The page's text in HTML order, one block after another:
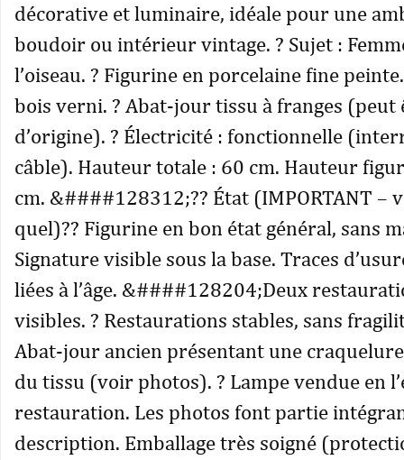
décorative et luminaire, idéale pour une
boudoir ou intérieur vintage. ? Sujet :
l’oiseau. ? Figurine en porcelaine fine
bois verni. ? Abat-jour tissu à franges (peut
d’origine). ? Électricité : fonctionnelle
câble). Hauteur totale : 60 cm. Hauteur
cm. &####128312;?? État (IMPORTANT –
quel)?? Figurine en bon état général, sans
Signature visible sous la base. Traces
liées à l’âge. &####128204;Deux
visibles. ? Restaurations stables, sans
Abat-jour ancien présentant une
du tissu (voir photos). ? Lampe vendue en
restauration. Les photos font partie
description. Emballage très soigné